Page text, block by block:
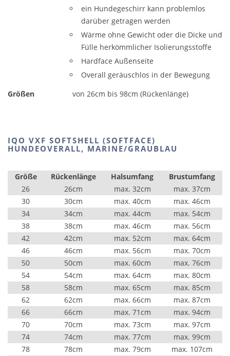
ein Hundegeschirr kann problemlos
darüber getragen werden
Wärme ohne Gewicht oder die Dicke und
Fülle herkömmlicher Isolierungsstoffe
Hardface Außenseite
Overall geräuschlos in der Bewegung
Größen
von 26cm bis 98cm (Rückenlänge)
IQO VXF SOFTSHELL (SOFTFACE)
HUNDEOVERALL, MARINE/GRAUBLAU
Größe Rückenlänge Halsumfang
Brustumfang
26
26cm max. 32cm
max. 37cm
30
30cm max. 40cm
max. 46cm
34
34cm max. 44cm
max. 54cm
38
38cm max. 46cm
max. 56cm
42
42cm max. 52cm
max. 64cm
46
46cm max. 56cm
max. 70cm
50
50cm max. 60cm
max. 76cm
54
54cm max. 64cm
max. 80cm
58
58cm max. 65cm
max. 85cm
62
62cm max. 66cm
max. 87cm
66
66cm max. 71cm
max. 94cm
70
70cm max. 73cm
max. 97cm
74
74cm max. 77cm
max. 99cm
78
78cm max. 79cm
max. 107cm